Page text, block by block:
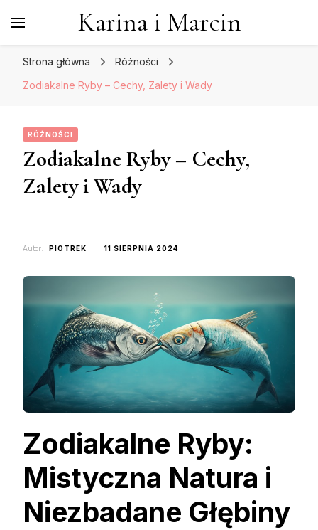
Karina i Marcin
Strona główna
Różności
Zodiakalne Ryby – Cechy, Zalety i Wady
RÓŻNOŚCI
Zodiakalne Ryby – Cechy,
Zalety i Wady
Autor: PIOTREK 11 SIERPNIA 2024
Zodiakalne Ryby:
Mistyczna Natura i
Niezbadane Głębiny